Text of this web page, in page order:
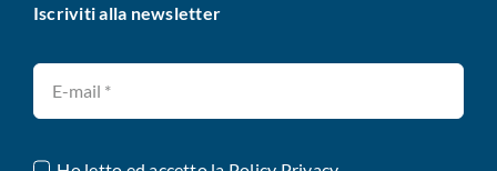
Iscriviti alla newsletter